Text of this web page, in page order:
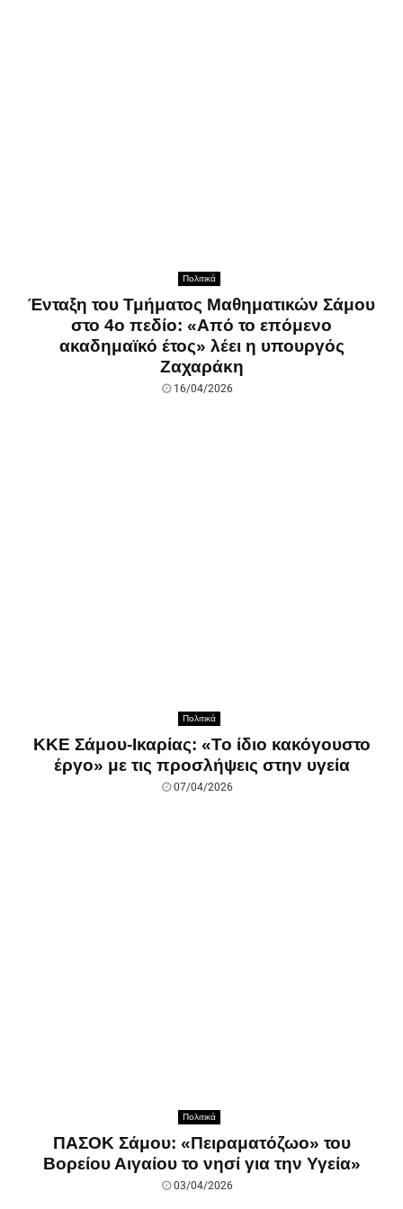
Πολιτικά
Ένταξη του Τμήματος Μαθηματικών Σάμου
στο 4ο πεδίο: «Από το επόμενο
ακαδημαϊκό έτος» λέει η υπουργός
Ζαχαράκη
16/04/2026
Πολιτικά
ΚΚΕ Σάμου-Ικαρίας: «Το ίδιο κακόγουστο
έργο» με τις προσλήψεις στην υγεία
07/04/2026
Πολιτικά
ΠΑΣΟΚ Σάμου: «Πειραματόζωο» του
Βορείου Αιγαίου το νησί για την Υγεία»
03/04/2026